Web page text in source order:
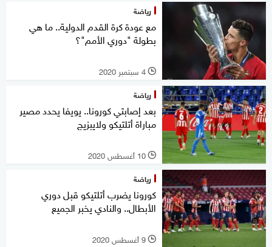
رياضة
مع عودة كرة القدم الدولية.. ما هي
بطولة "دوري الأمم"؟
l 4 سبتمبر 2020
رياضة
بعد إصابتي كورونا.. يويفا يحدد مصير
مباراة أتلتيكو ولايبزيج
l 10 أغسطس 2020
رياضة
كورونا يضرب أتلتيكو قبل دوري
الأبطال.. والنادي يخبر الجميع
l 9 أغسطس 2020